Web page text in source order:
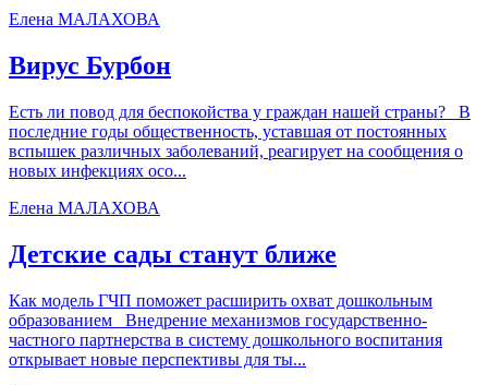
Елена МАЛАХОВА
Вирус Бурбон
Есть ли повод для беспокойства у граждан нашей страны? В
последние годы общественность, уставшая от постоянных
вспышек различных заболеваний, реагирует на сообщения о
новых инфекциях осо...
Елена МАЛАХОВА
Детские сады станут ближе
Как модель ГЧП поможет расширить охват дошкольным
образованием Внедрение механизмов государственно-
частного партнерства в систему дошкольного воспитания
открывает новые перспективы для ты...